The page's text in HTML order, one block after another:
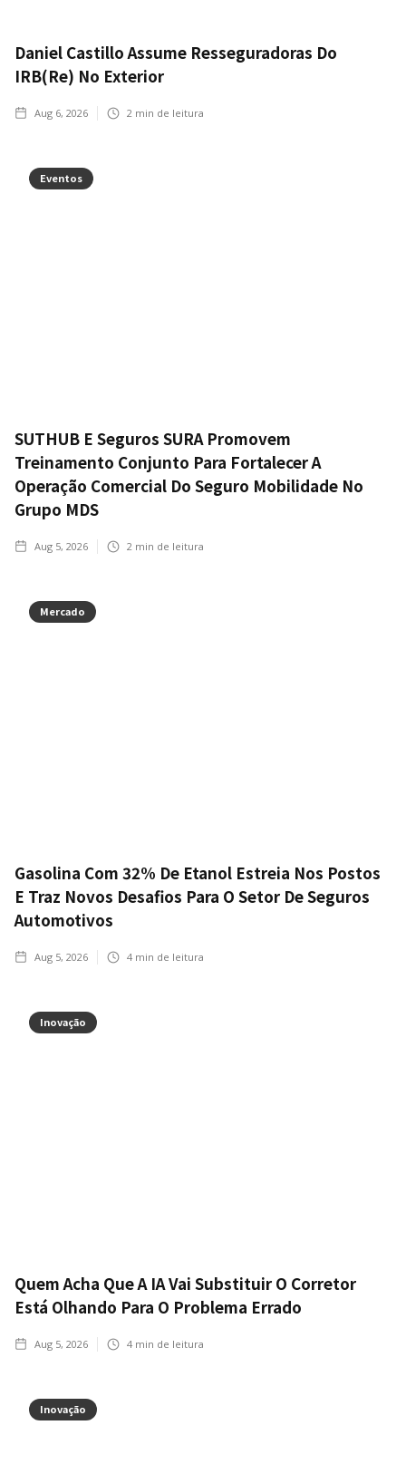
Daniel Castillo Assume Resseguradoras Do
IRB(Re) No Exterior
Aug 6, 2026 2 min de leitura
Eventos
SUTHUB E Seguros SURA Promovem
Treinamento Conjunto Para Fortalecer A
Operação Comercial Do Seguro Mobilidade No
Grupo MDS
Aug 5, 2026 2 min de leitura
Mercado
Gasolina Com 32% De Etanol Estreia Nos Postos
E Traz Novos Desafios Para O Setor De Seguros
Automotivos
Aug 5, 2026 4 min de leitura
Inovação
Quem Acha Que A IA Vai Substituir O Corretor
Está Olhando Para O Problema Errado
Aug 5, 2026 4 min de leitura
Inovação